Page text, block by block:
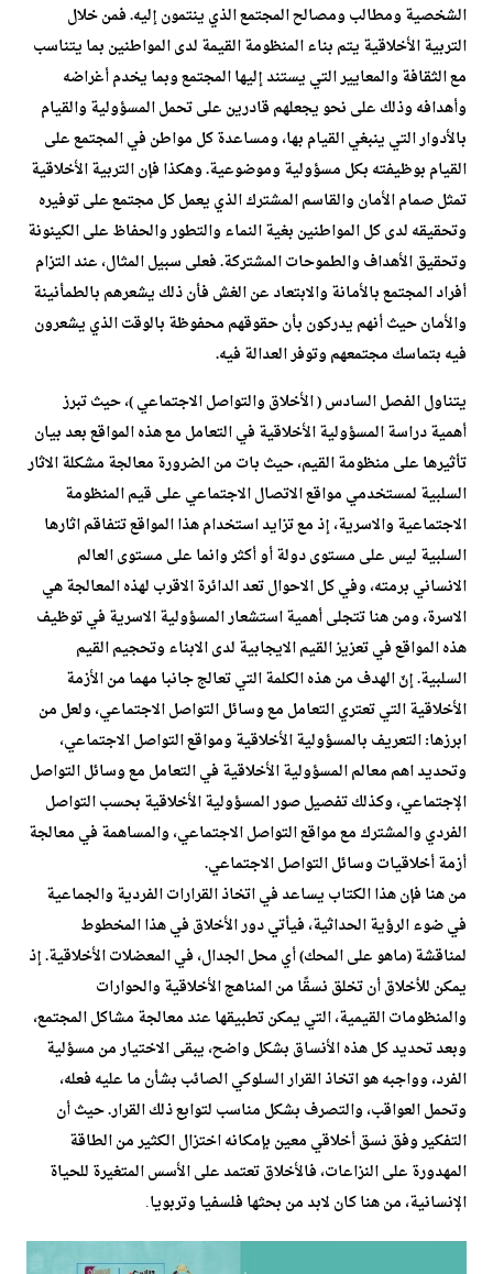
الشخصية ومطالب ومصالح المجتمع الذي ينتمون إليه. فمن خلال
التربية الأخلاقية يتم بناء المنظومة القيمة لدى المواطنين بما يتناسب
مع الثقافة والمعايير التي يستند إليها المجتمع وبما يخدم أغراضه
وأهدافه وذلك على نحو يجعلهم قادرين على تحمل المسؤولية والقيام
بالأدوار التي ينبغي القيام بها، ومساعدة كل مواطن في المجتمع على
القيام بوظيفته بكل مسؤولية وموضوعية. وهكذا فإن التربية الأخلاقية
تمثل صمام الأمان والقاسم المشترك الذي يعمل كل مجتمع على توفيره
وتحقيقه لدى كل المواطنين بغية النماء والتطور والحفاظ على الكينونة
وتحقيق الأهداف والطموحات المشتركة. فعلى سبيل المثال، عند التزام
أفراد المجتمع بالأمانة والابتعاد عن الغش فأن ذلك يشعرهم بالطمأنينة
والأمان حيث أنهم يدركون بأن حقوقهم محفوظة بالوقت الذي يشعرون
فيه بتماسك مجتمعهم وتوفر العدالة فيه.
يتناول الفصل السادس ( الأخلاق والتواصل الاجتماعي )، حيث تبرز
أهمية دراسة المسؤولية الأخلاقية في التعامل مع هذه المواقع بعد بيان
تأثيرها على منظومة القيم، حيث بات من الضرورة معالجة مشكلة الاثار
السلبية لمستخدمي مواقع الاتصال الاجتماعي على قيم المنظومة
الاجتماعية والاسرية، إذ مع تزايد استخدام هذا المواقع تتفاقم اثارها
السلبية ليس على مستوى دولة أو أكثر وانما على مستوى العالم
الانساني برمته، وفي كل الاحوال تعد الدائرة الاقرب لهذه المعالجة هي
الاسرة، ومن هنا تتجلى أهمية استشعار المسؤولية الاسرية في توظيف
هذه المواقع في تعزيز القيم الايجابية لدى الابناء وتحجيم القيم
السلبية. إنّ الهدف من هذه الكلمة التي تعالج جانبا مهما من الأزمة
الأخلاقية التي تعتري التعامل مع وسائل التواصل الاجتماعي، ولعل من
ابرزها: التعريف بالمسؤولية الأخلاقية ومواقع التواصل الاجتماعي،
وتحديد اهم معالم المسؤولية الأخلاقية في التعامل مع وسائل التواصل
الإجتماعي، وكذلك تفصيل صور المسؤولية الأخلاقية بحسب التواصل
الفردي والمشترك مع مواقع التواصل الاجتماعي، والمساهمة في معالجة
أزمة أخلاقيات وسائل التواصل الاجتماعي.
من هنا فإن هذا الكتاب يساعد في اتخاذ القرارات الفردية والجماعية
في ضوء الرؤية الحداثية، فيأتي دور الأخلاق في هذا المخطوط
لمناقشة (ماهو على المحك) أي محل الجدال، في المعضلات الأخلاقية. إذ
يمكن للأخلاق أن تخلق نسقًا من المناهج الأخلاقية والحوارات
والمنظومات القيمية، التي يمكن تطبيقها عند معالجة مشاكل المجتمع،
وبعد تحديد كل هذه الأنساق بشكل واضح، يبقى الاختيار من مسؤلية
الفرد، وواجبه هو اتخاذ القرار السلوكي الصائب بشأن ما عليه فعله،
وتحمل العواقب، والتصرف بشكل مناسب لتوابع ذلك القرار. حيث أن
التفكير وفق نسق أخلاقي معين بإمكانه اختزال الكثير من الطاقة
المهدورة على النزاعات، فالأخلاق تعتمد على الأسس المتغيرة للحياة
الإنسانية، من هنا كان لابد من بحثها فلسفيا وتربويا.